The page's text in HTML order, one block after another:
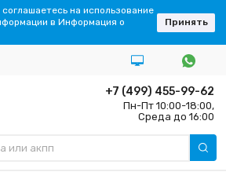
+7 (499) 455-99-62
Пн-Пт 10:00-18:00,
Среда до 16:00
на использование
в Информация о
Принять